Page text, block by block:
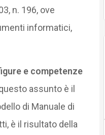
n. 196, ove
informatici,
e competenze
assunto è il
di Manuale di
è il risultato della